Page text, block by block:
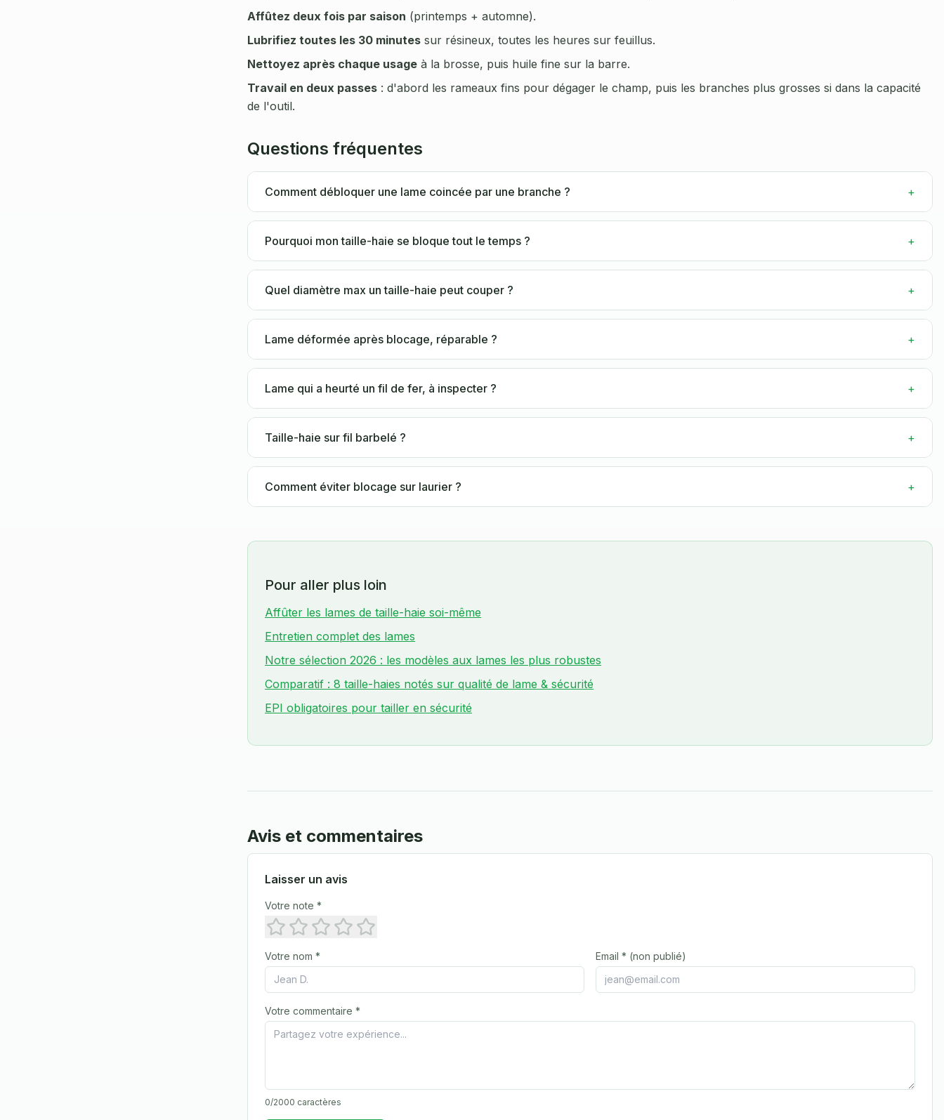
Affûtez deux fois par saison (printemps + automne).
Lubrifiez toutes les 30 minutes sur résineux, toutes les heures sur feuillus.
Nettoyez après chaque usage à la brosse, puis huile fine sur la barre.
Travail en deux passes : d'abord les rameaux fins pour dégager le champ, puis les branches plus grosses si dans la capacité
de l'outil.
Questions fréquentes
Comment débloquer une lame coincée par une branche ? +
Pourquoi mon taille-haie se bloque tout le temps ? +
Quel diamètre max un taille-haie peut couper ? +
Lame déformée après blocage, réparable ? +
Lame qui a heurté un fil de fer, à inspecter ? +
Taille-haie sur fil barbelé ? +
Comment éviter blocage sur laurier ? +
Pour aller plus loin
Affûter les lames de taille-haie soi-même
Entretien complet des lames
Notre sélection 2026 : les modèles aux lames les plus robustes
Comparatif : 8 taille-haies notés sur qualité de lame & sécurité
EPI obligatoires pour tailler en sécurité
Avis et commentaires
Laisser un avis
Votre note *
Votre nom * Email * (non publié)
Votre commentaire *
0/2000 caractères